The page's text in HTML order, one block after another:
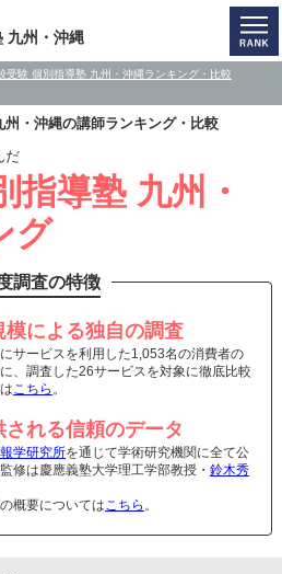
九州・沖縄
受験 個別指導塾 九州・沖縄ランキング・比較
州・沖縄の講師ランキング・比較
だ
指導塾 九州・
グ
調査の特徴
模による独自の調査
サービスを利用した1,053名の消費者の
、調査した26サービスを対象に徹底比較
こちら 。
れる信頼のデータ
学研究所を通じて学術研究機関に全て公
修は慶應義塾大学理工学部教授・ 鈴木秀
概要についてはこちら 。